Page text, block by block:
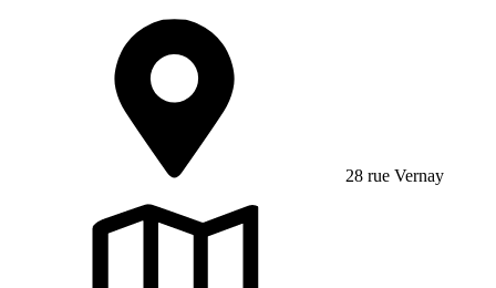
28 rue Vernay